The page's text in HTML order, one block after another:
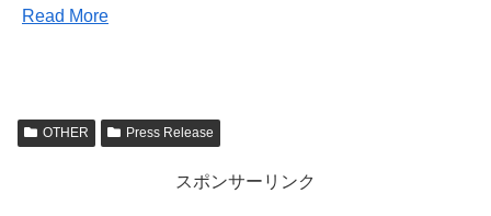
Read More
OTHER Press Release
スポンサーリンク